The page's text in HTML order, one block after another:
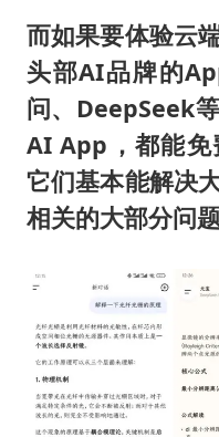
而如果要体验云
头部AI品牌的
问、DeepSeek
AI App，都能免
它们基本能解决
相关的大部分问题